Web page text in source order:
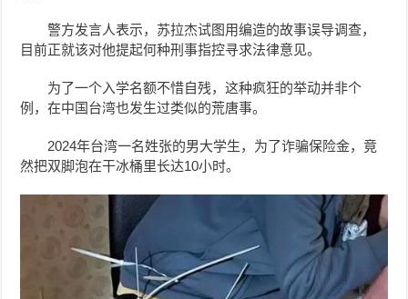
警方发言人表示，苏拉杰试图用编造的故事误导调查，
目前正就该对他提起何种刑事指控寻求法律意见。
为了一个入学名额不惜自残，这种疯狂的举动并非个
例，在中国台湾也发生过类似的荒唐事。
2024年台湾一名姓张的男大学生，为了诈骗保险金，竟
然把双脚泡在干冰桶里长达10小时。